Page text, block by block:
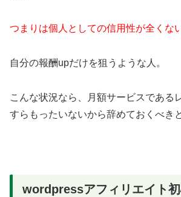
つまりは個人としての信用性が全くな
自分の報酬upだけを狙うような人。
こんな状況なら、月額サービスである
すらもったいないから辞めておくべき
wordpressアフィリエイト